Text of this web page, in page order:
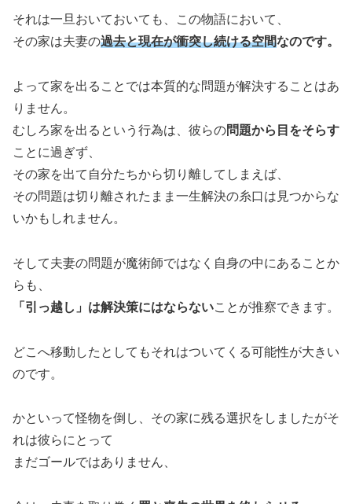
それは一旦おいておいても、この物語において、
その家は夫妻の過去と現在が衝突し続ける空間なのです。
よって家を出ることでは本質的な問題が解決することはあ
りません。
むしろ家を出るという行為は、彼らの問題から目をそらす
ことに過ぎず、
その家を出て自分たちから切り離してしまえば、
その問題は切り離されたまま一生解決の糸口は見つからな
いかもしれません。
そして夫妻の問題が魔術師ではなく自身の中にあることか
らも、
「引っ越し」は解決策にはならないことが推察できます。
どこへ移動したとしてもそれはついてくる可能性が大きい
のです。
かといって怪物を倒し、その家に残る選択をしましたがそ
れは彼らにとって
まだゴールではありません、